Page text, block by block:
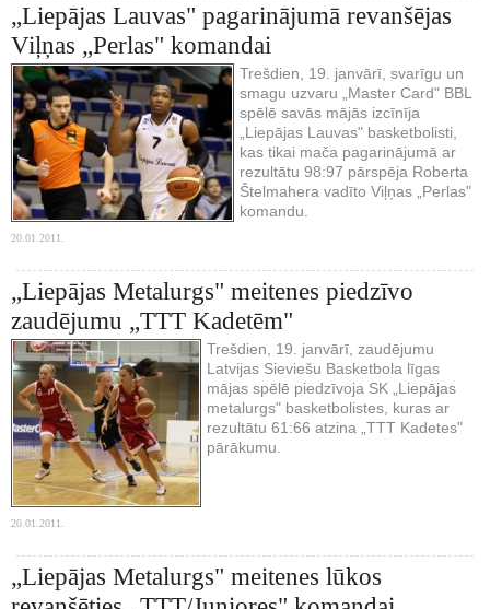
„Liepājas Lauvas" pagarinājumā revanšējas
Viļņas „Perlas" komandai
Trešdien, 19. janvārī, svarīgu un
smagu uzvaru „Master Card" BBL
spēlē savās mājās izcīnīja
„Liepājas Lauvas" basketbolisti,
kas tikai mača pagarinājumā ar
rezultātu 98:97 pārspēja Roberta
Štelmahera vadīto Viļņas „Perlas"
komandu.
20.01.2011.
„Liepājas Metalurgs" meitenes piedzīvo
zaudējumu „TTT Kadetēm"
Trešdien, 19. janvārī, zaudējumu
Latvijas Sieviešu Basketbola līgas
mājas spēlē piedzīvoja SK „Liepājas
metalurgs" basketbolistes, kuras ar
rezultātu 61:66 atzina „TTT Kadetes"
pārākumu.
20.01.2011.
„Liepājas Metalurgs" meitenes lūkos